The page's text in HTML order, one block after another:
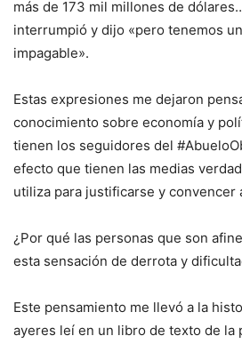
más de 173 mil millones de
interrumpió y dijo «pero tenemos
impagable».
Estas expresiones me dejaron
conocimiento sobre economía y
tienen los seguidores del
efecto que tienen las medias
utiliza para justificarse y convencer
¿Por qué las personas que son
esta sensación de derrota y
Este pensamiento me llevó a la
ayeres leí en un libro de texto de la